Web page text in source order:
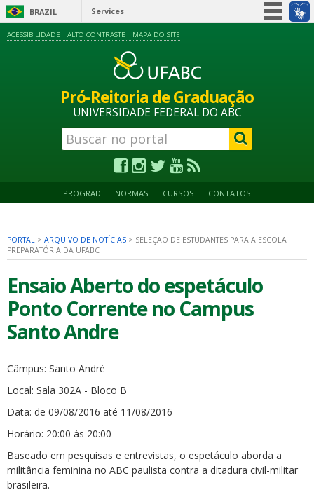
BRAZIL Services
Information access
Legislation
ACESSIBILIDADE ALTO CONTRASTE MAPA DO SITE
Pró-Reitoria de Graduação
UNIVERSIDADE FEDERAL DO ABC
PROGRAD NORMAS CURSOS CONTATOS
PORTAL > ARQUIVO DE NOTÍCIAS > SELEÇÃO DE ESTUDANTES PARA A ESCOLA
PREPARATÓRIA DA UFABC
Ensaio Aberto do espetáculo
Ponto Corrente no Campus
Santo Andre
Câmpus: Santo André
Local: Sala 302A - Bloco B
Data: de 09/08/2016 até 11/08/2016
Horário: 20:00 às 20:00
Baseado em pesquisas e entrevistas, o espetáculo aborda a
militância feminina no ABC paulista contra a ditadura civil-militar
brasileira.